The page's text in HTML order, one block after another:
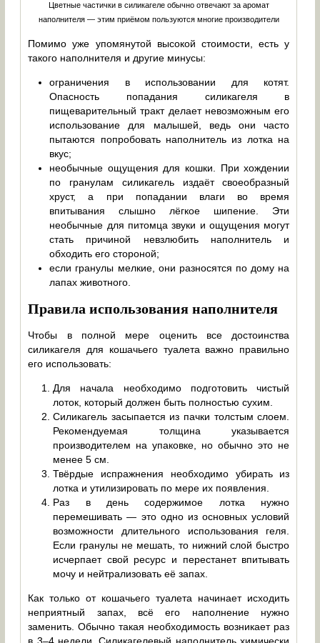
Цветные частички в силикагеле обычно отвечают за аромат
наполнителя — этим приёмом пользуются многие производители
Помимо уже упомянутой высокой стоимости, есть у
такого наполнителя и другие минусы:
ограничения в использовании для котят.
Опасность попадания силикагеля в
пищеварительный тракт делает невозможным его
использование для малышей, ведь они часто
пытаются попробовать наполнитель из лотка на
вкус;
необычные ощущения для кошки. При хождении
по гранулам силикагель издаёт своеобразный
хруст, а при попадании влаги во время
впитывания слышно лёгкое шипение. Эти
необычные для питомца звуки и ощущения могут
стать причиной невзлюбить наполнитель и
обходить его стороной;
если гранулы мелкие, они разносятся по дому на
лапах животного.
Правила использования наполнителя
Чтобы в полной мере оценить все достоинства
силикагеля для кошачьего туалета важно правильно
его использовать:
Для начала необходимо подготовить чистый
лоток, который должен быть полностью сухим.
Силикагель засыпается из пачки толстым слоем.
Рекомендуемая толщина указывается
производителем на упаковке, но обычно это не
менее 5 см.
Твёрдые испражнения необходимо убирать из
лотка и утилизировать по мере их появления.
Раз в день содержимое лотка нужно
перемешивать — это одно из основных условий
возможности длительного использования геля.
Если гранулы не мешать, то нижний слой быстро
исчерпает свой ресурс и перестанет впитывать
мочу и нейтрализовать её запах.
Как только от кошачьего туалета начинает исходить
неприятный запах, всё его наполнение нужно
заменить. Обычно такая необходимость возникает раз
в 3–4 недели. Силикагелевый наполнитель химически